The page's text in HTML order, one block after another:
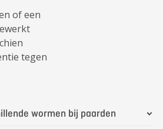
of een
tegen
wormen bij paarden